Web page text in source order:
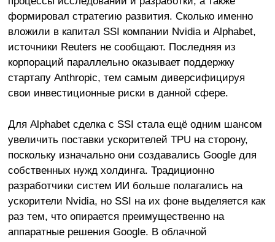
формировал стратегию развития. Сколько именно
вложили в капитал SSI компании Nvidia и Alphabet,
источники Reuters не сообщают. Последняя из
корпораций параллельно оказывает поддержку
стартапу Anthropic, тем самым диверсифицируя
свои инвестиционные риски в данной сфере.
Для Alphabet сделка с SSI стала ещё одним шансом
увеличить поставки ускорителей TPU на сторону,
поскольку изначально они создавались Google для
собственных нужд холдинга. Традиционно
разработчики систем ИИ больше полагались на
ускорители Nvidia, но SSI на их фоне выделяется как
раз тем, что опирается преимущественно на
аппаратные решения Google. В облачной